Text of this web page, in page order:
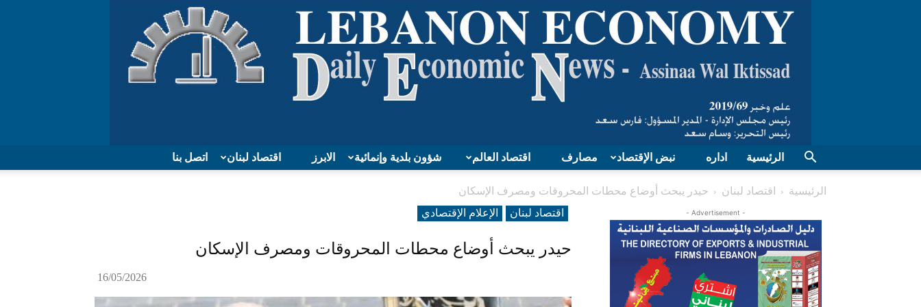
اتصل بنا اقتصاد لبنان الابرز شؤون بلدية وإنمائية اقتصاد العالم مصارف نبض الإقتصاد اداره الرئيسية
الرئيسية اقتصاد لبنان
حيدر يبحث أوضاع محطات المحروقات ومصرف الإسكان
اقتصاد لبنان
الإعلام الإقتصادي
حيدر يبحث أوضاع محطات المحروقات ومصرف الإسكان
16/05/2026
- Advertisement -